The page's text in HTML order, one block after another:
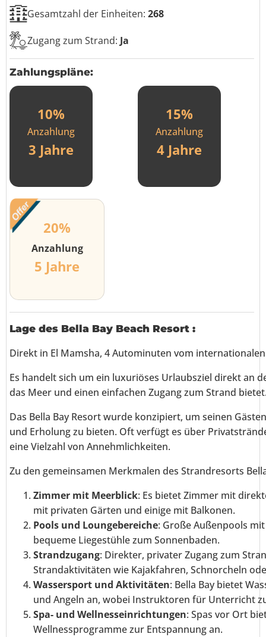
Gesamtzahl der Einheiten: 268
Zugang zum Strand: Ja
Zahlungspläne:
10%
Anzahlung
3 Jahre
15%
Anzahlung
4 Jahre
20%
Anzahlung
5 Jahre
Lage des Bella Bay Beach Resort :
Direkt in El Mamsha, 4 Autominuten vom
Es handelt sich um ein luxuriöses Urlaubsziel direkt an
das Meer und einen einfachen Zugang zum Strand
Das Bella Bay Resort wurde konzipiert, um seinen
und Erholung zu bieten. Oft verfügt es über
eine Vielzahl von Annehmlichkeiten.
Zu den gemeinsamen Merkmalen des Strandresorts
Zimmer mit Meerblick: Es bietet Zimmer mit
mit privaten Gärten und einige mit Balkonen.
Pools und Loungebereiche: Große Außenpools
bequeme Liegestühle zum Sonnenbaden.
Strandzugang: Direkter, privater Zugang zum
Strandaktivitäten wie Kajakfahren, Schnorcheln
Wassersport und Aktivitäten: Bella Bay bietet
und Angeln an, wobei Instruktoren für Unterricht
Spa- und Wellnesseinrichtungen: Spas vor Ort
Wellnessprogramme zur Entspannung an.